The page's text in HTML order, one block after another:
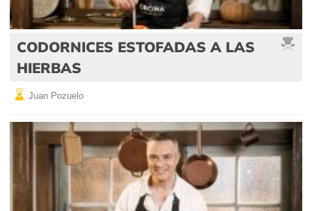
CODORNICES ESTOFADAS A LAS
HIERBAS
Juan Pozuelo